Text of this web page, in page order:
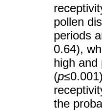
pollen
periods
0.64),
high and
(p
the